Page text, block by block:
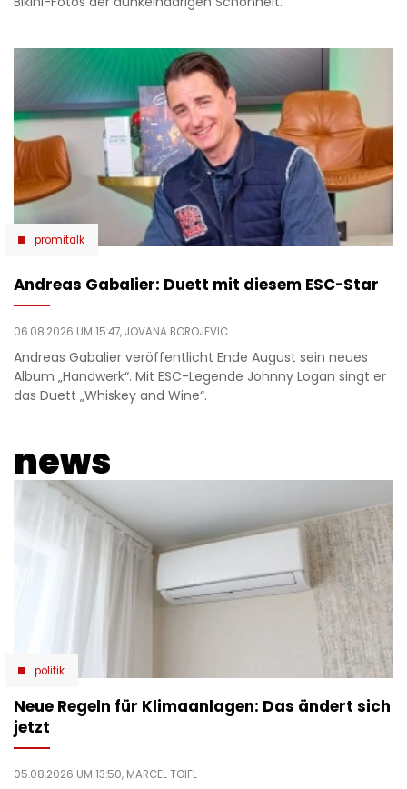
promitalk
Andreas Gabalier: Duett mit diesem ESC-Star
06.08.2026 UM 15:47, JOVANA BOROJEVIC
Andreas Gabalier veröffentlicht Ende August sein neues
Album „Handwerk“. Mit ESC-Legende Johnny Logan singt er
das Duett „Whiskey and Wine“.
news
politik
Neue Regeln für Klimaanlagen: Das ändert sich
jetzt
05.08.2026 UM 13:50, MARCEL TOIFL